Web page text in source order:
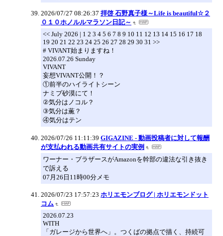
2026/07/27 08:26:37 拝啓 石野真子様～Life is beautiful☆２
０１０ホノルルマラソン日記～
<< July 2026 | 1 2 3 4 5 6 7 8 9 10 11 12 13 14 15 16 17 18
19 20 21 22 23 24 25 26 27 28 29 30 31 >>
# VIVANT始まりますね！
2026.07.26 Sunday
VIVANT
妄想VIVANT公開！？
①前半のハイライトシーン
ナミブ砂漠にて！
②気分はノコル？
③気分は薫？
④気分はテン
2026/07/26 11:11:39 GIGAZINE - 動画投稿者に対して報酬
が支払われる動画共有サイトの実例
ワーナー・ブラザースがAmazonを幹部の違法な引き抜き
で訴える
07月26日11時00分メモ
2026/07/23 17:57:23 ホリエモンブログ | ホリエモンドット
コム
2026.07.23
WITH
「ガレージから世界へ」。つくばの拠点で描く、持続可